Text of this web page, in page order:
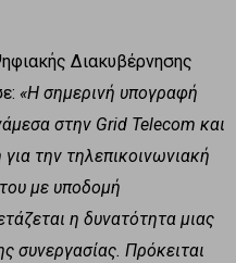
Διακυβέρνησης
«Η σημερινή υπογραφή
στην Grid Telecom και
για την τηλεπικοινωνιακή
με υποδομή
η δυνατότητα μιας
συνεργασίας. Πρόκειται